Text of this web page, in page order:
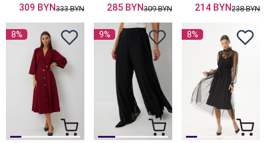
309 BYN333 BYN 285 BYN309 BYN 214 BYN238 BYN
8% 9% 8%